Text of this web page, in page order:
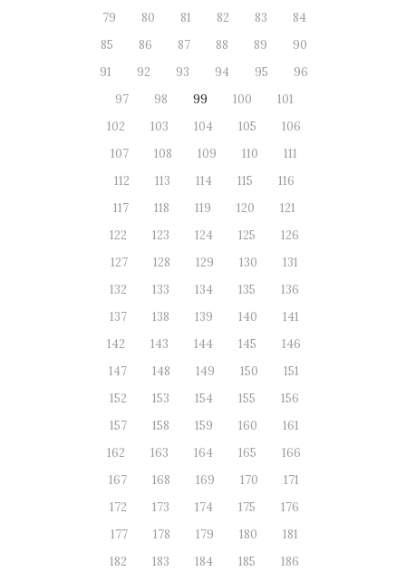
79
80 81 82 83
84
85
86 87 88 89
90
91
92 93 94 95
96
97
98 99 100
101
102
103 104 105
106
107
108 109 110
111
112
113 114 115
116
117
118 119 120
121
122
123 124 125
126
127
128 129 130
131
132
133 134 135
136
137
138 139 140
141
142
143 144 145
146
147
148 149 150
151
152
153 154 155
156
157
158 159 160
161
162
163 164 165
166
167
168 169 170
171
172
173 174 175
176
177
178 179 180
181
182
183 184 185
186